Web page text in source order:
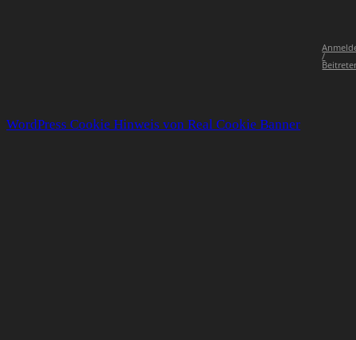
/
WordPress Cookie Hinweis von Real Cookie Banner